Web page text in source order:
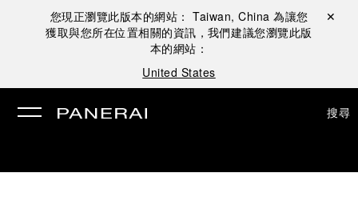
您現正瀏覽此版本的網站： Taiwan, China 為讓您
獲取與您所在位置相關的資訊，我們建議您瀏覽此版
本的網站：
United States
關閉 ✕
搜尋